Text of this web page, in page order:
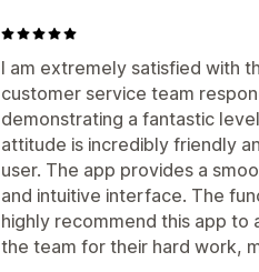
I am extremely satisfied with
customer service team
demonstrating a fantastic
attitude is incredibly friendly
user. The app provides a
and intuitive interface. The
highly recommend this app to
the team for their hard work,